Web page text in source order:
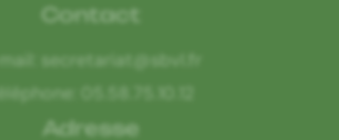
Contact
secretariat@sbvl.fr
Adresse